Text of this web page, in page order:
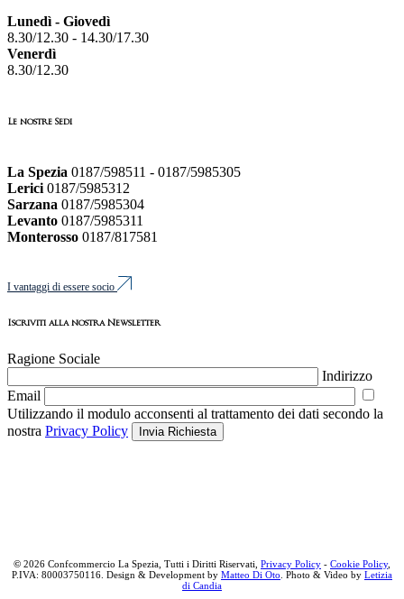
Lunedì - Giovedì
8.30/12.30 - 14.30/17.30
Venerdì
8.30/12.30
Le nostre Sedi
La Spezia 0187/598511 - 0187/5985305
Lerici 0187/5985312
Sarzana 0187/5985304
Levanto 0187/5985311
Monterosso 0187/817581
I vantaggi di essere socio
Iscriviti alla nostra Newsletter
Ragione Sociale
Indirizzo
Email
Utilizzando il modulo acconsenti al trattamento dei dati secondo la
nostra Privacy Policy Invia Richiesta
© 2026 Confcommercio La Spezia, Tutti i Diritti Riservati, Privacy Policy - Cookie Policy,
P.IVA: 80003750116. Design & Development by Matteo Di Oto . Photo & Video by Letizia
di Candia